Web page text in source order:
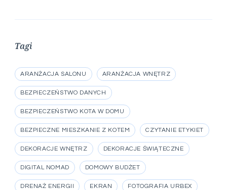
Tagi
ARANŻACJA SALONU ARANŻACJA WNĘTRZ
BEZPIECZEŃSTWO DANYCH
BEZPIECZEŃSTWO KOTA W DOMU
BEZPIECZNE MIESZKANIE Z KOTEM CZYTANIE ETYKIET
DEKORACJE WNĘTRZ DEKORACJE ŚWIĄTECZNE
DIGITAL NOMAD DOMOWY BUDŻET
DRENAŻ ENERGII EKRAN FOTOGRAFIA URBEX